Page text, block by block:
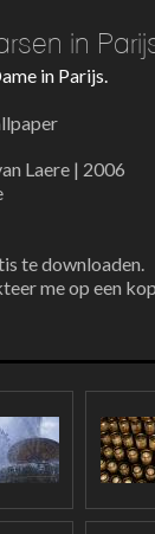
in
in Parijs.
Laere | 2006
te downloaden.
me op een